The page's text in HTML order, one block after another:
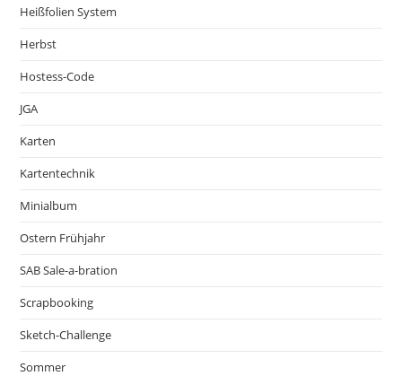
Heißfolien System
Herbst
Hostess-Code
JGA
Karten
Kartentechnik
Minialbum
Ostern Frühjahr
SAB Sale-a-bration
Scrapbooking
Sketch-Challenge
Sommer